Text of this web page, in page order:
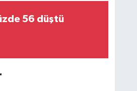
56 düştü